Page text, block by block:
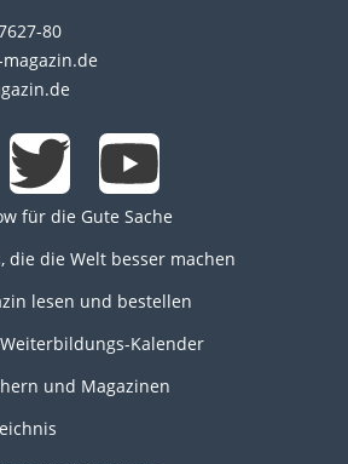
80
T
w
i
t
t
Y
o
u
t
u
für die Gute Sache
die die Welt besser machen
lesen und bestellen
Kalender
und Magazinen